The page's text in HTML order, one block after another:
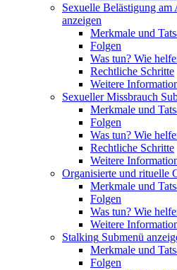
Sexuelle Belästigung am
anzeigen
Merkmale und
Folgen
Was tun? Wie
Rechtliche Schritte
Weitere
Sexueller Missbrauch
Merkmale und
Folgen
Was tun? Wie
Rechtliche Schritte
Weitere
Organisierte und rituelle
Merkmale und
Folgen
Was tun? Wie
Weitere
Stalking Submenü
Merkmale und
Folgen